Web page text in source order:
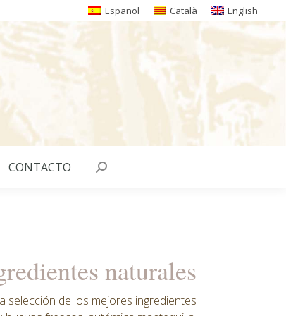
Español Català English
CONTACTO Buscar:
naturales
selección de los mejores ingredientes